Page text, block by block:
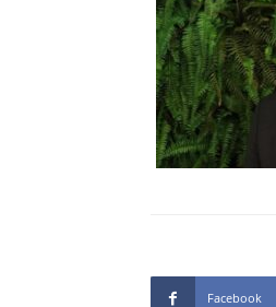
Facebook